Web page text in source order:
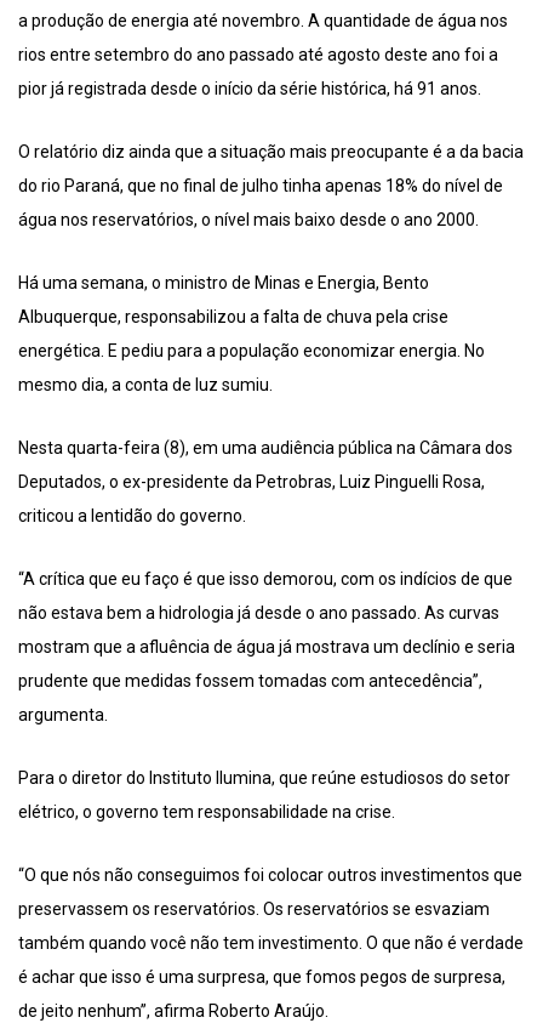
a produção de energia até novembro. A quantidade de água nos
rios entre setembro do ano passado até agosto deste ano foi a
pior já registrada desde o início da série histórica, há 91 anos.
O relatório diz ainda que a situação mais preocupante é a da bacia
do rio Paraná, que no final de julho tinha apenas 18% do nível de
água nos reservatórios, o nível mais baixo desde o ano 2000.
Há uma semana, o ministro de Minas e Energia, Bento
Albuquerque, responsabilizou a falta de chuva pela crise
energética. E pediu para a população economizar energia. No
mesmo dia, a conta de luz sumiu.
Nesta quarta-feira (8), em uma audiência pública na Câmara dos
Deputados, o ex-presidente da Petrobras, Luiz Pinguelli Rosa,
criticou a lentidão do governo.
“A crítica que eu faço é que isso demorou, com os indícios de que
não estava bem a hidrologia já desde o ano passado. As curvas
mostram que a afluência de água já mostrava um declínio e seria
prudente que medidas fossem tomadas com antecedência”,
argumenta.
Para o diretor do Instituto Ilumina, que reúne estudiosos do setor
elétrico, o governo tem responsabilidade na crise.
“O que nós não conseguimos foi colocar outros investimentos que
preservassem os reservatórios. Os reservatórios se esvaziam
também quando você não tem investimento. O que não é verdade
é achar que isso é uma surpresa, que fomos pegos de surpresa,
de jeito nenhum”, afirma Roberto Araújo.